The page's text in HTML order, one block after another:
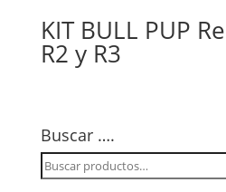
KIT BULL PUP
R2 y R3
Buscar ….
Buscar
por: